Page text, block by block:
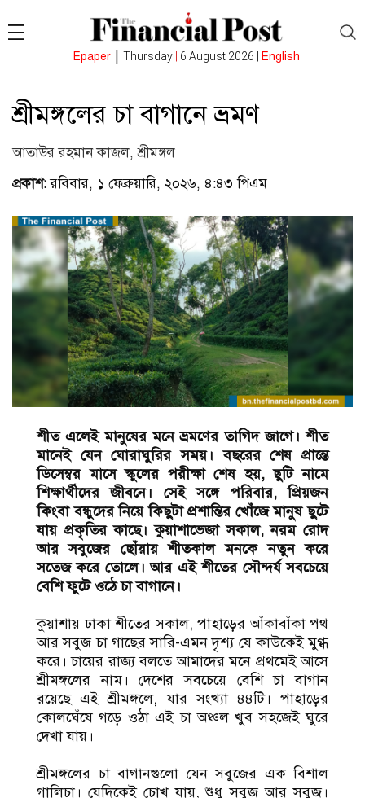
Epaper| Thursday 6 August 2026 | English
শ্রীমঙ্গলের চা বাগানে ভ্রমণ
আতাউর রহমান কাজল, শ্রীমঙ্গল
প্রকাশ:রবিবার, ১ ফেব্রুয়ারি, ২০২৬, ৪:৪৩ পিএম
শীত এলেই মানুষের মনে ভ্রমণের তাগিদ জাগে। শীত
মানেই যেন ঘোরাঘুরির সময়। বছরের শেষ প্রান্তে
ডিসেম্বর মাসে স্কুলের পরীক্ষা শেষ হয়, ছুটি নামে
শিক্ষার্থীদের জীবনে। সেই সঙ্গে পরিবার, প্রিয়জন
কিংবা বন্ধুদের নিয়ে কিছুটা প্রশান্তির খোঁজে মানুষ ছুটে
যায় প্রকৃতির কাছে। কুয়াশাভেজা সকাল, নরম রোদ
আর সবুজের ছোঁয়ায় শীতকাল মনকে নতুন করে
সতেজ করে তোলে। আর এই শীতের সৌন্দর্য সবচেয়ে
বেশি ফুটে ওঠে চা বাগানে।
কুয়াশায় ঢাকা শীতের সকাল, পাহাড়ের আঁকাবাঁকা পথ
আর সবুজ চা গাছের সারি-এমন দৃশ্য যে কাউকেই মুগ্ধ
করে। চায়ের রাজ্য বলতে আমাদের মনে প্রথমেই আসে
শ্রীমঙ্গলের নাম। দেশের সবচেয়ে বেশি চা বাগান
রয়েছে এই শ্রীমঙ্গলে, যার সংখ্যা ৪৪টি। পাহাড়ের
কোলঘেঁষে গড়ে ওঠা এই চা অঞ্চল খুব সহজেই ঘুরে
দেখা যায়।
শ্রীমঙ্গলের চা বাগানগুলো যেন সবুজের এক বিশাল
গালিচা। যেদিকেই চোখ যায়, শুধু সবুজ আর সবুজ।